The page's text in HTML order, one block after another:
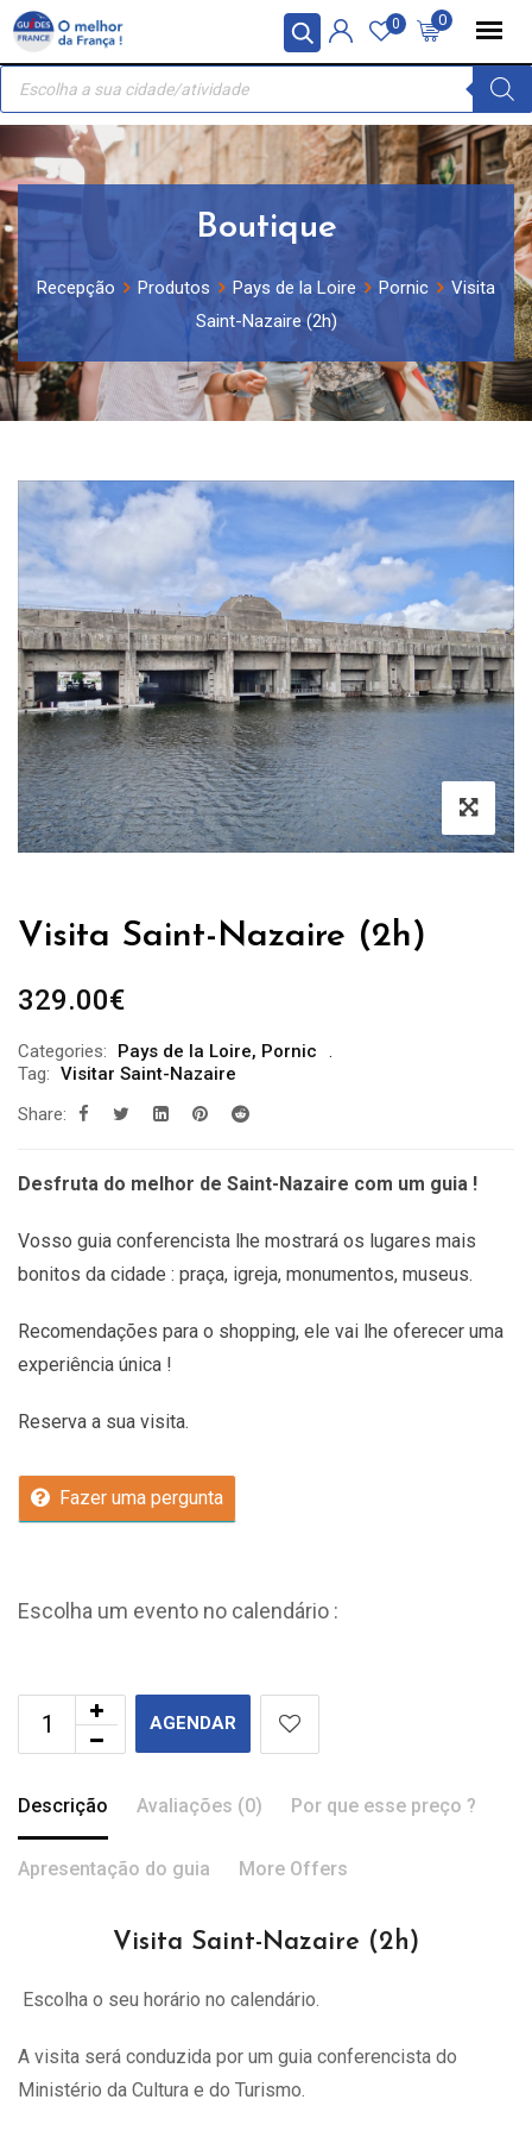
Painel de Gerenciamento de Cookies
Skip
content
0
0
Recherche
produits
Boutique
Recepção Produtos Pays de la Loire Pornic
Visita
Saint-Nazaire (2h)
Visita Saint-Nazaire (2h)
329.00€
Categories: Pays de la Loire, Pornic
Tag: Visitar Saint-Nazaire
Share:
Desfruta do melhor de Saint-Nazaire com um guia !
Vosso guia conferencista lhe mostrará os lugares mais
bonitos da cidade : praça, igreja, monumentos, museus.
Recomendações para o shopping, ele vai lhe oferecer uma
experiência única !
Reserva a sua visita.
Fazer uma pergunta
Escolha um evento no calendário :
AGENDAR
Descrição Avaliações (0) Por que esse preço ?
Apresentação do guia More Offers
Visita Saint-Nazaire (2h)
Escolha o seu horário no calendário.
A visita será conduzida por um guia conferencista do
Ministério da Cultura e do Turismo.